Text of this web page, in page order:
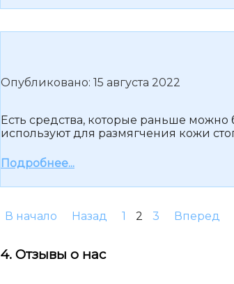
Опубликовано: 15 августа 2022
Есть средства, которые раньше
используют для размягчения кожи
Подробнее...
В начало Назад 1 2 3 Вперед
4. Отзывы о нас